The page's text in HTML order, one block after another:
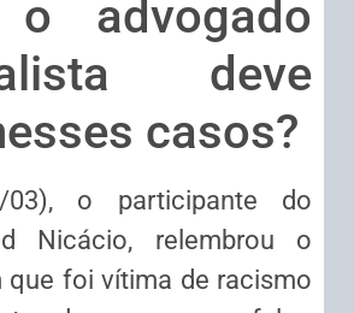
advogado
deve
casos?
03), o participante do
Nicácio, relembrou o
que foi vítima de racismo